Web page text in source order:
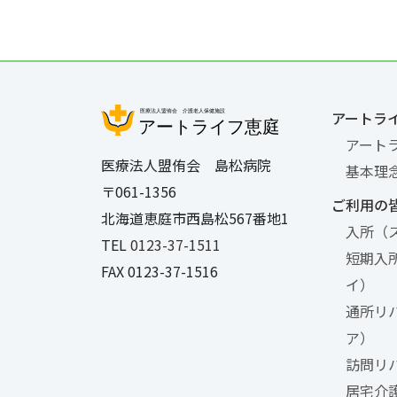
医療法人盟侑会 島松病院
〒061-1356
北海道恵庭市西島松567番地1
TEL0123-37-1511
FAX 0123-37-1516
アートラ
アート
基本理
ご利用の
入所（
短期入
イ）
通所リ
ア）
訪問リ
居宅介